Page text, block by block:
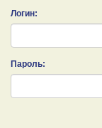
Логин:
Пароль: